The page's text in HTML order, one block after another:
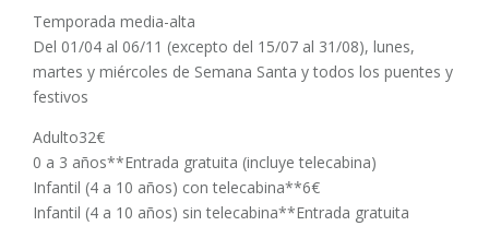
Temporada media-alta
Del 01/04 al 06/11 (excepto del 15/07 al 31/08), lunes,
martes y miércoles de Semana Santa y todos los puentes y
festivos
Adulto32€
0 a 3 años**Entrada gratuita (incluye telecabina)
Infantil (4 a 10 años) con telecabina**6€
Infantil (4 a 10 años) sin telecabina**Entrada gratuita